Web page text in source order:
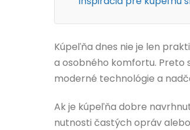
Kúpeľňa dnes nie je len
a osobného komfortu. Preto
moderné technológie a
Ak je kúpeľňa dobre
nutnosti častých opráv